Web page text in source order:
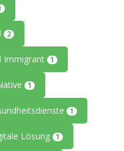
2
Immigrant 1
1
1
Lösung 1